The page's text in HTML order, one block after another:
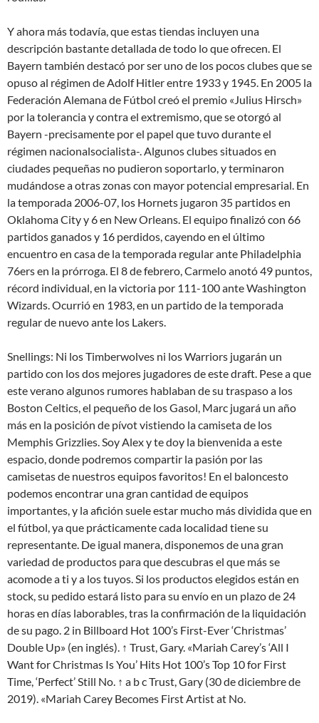
Y ahora más todavía, que estas tiendas incluyen una
descripción bastante detallada de todo lo que ofrecen. El
Bayern también destacó por ser uno de los pocos clubes que se
opuso al régimen de Adolf Hitler entre 1933 y 1945. En 2005 la
Federación Alemana de Fútbol creó el premio «Julius Hirsch»
por la tolerancia y contra el extremismo, que se otorgó al
Bayern -precisamente por el papel que tuvo durante el
régimen nacionalsocialista-. Algunos clubes situados en
ciudades pequeñas no pudieron soportarlo, y terminaron
mudándose a otras zonas con mayor potencial empresarial. En
la temporada 2006-07, los Hornets jugaron 35 partidos en
Oklahoma City y 6 en New Orleans. El equipo finalizó con 66
partidos ganados y 16 perdidos, cayendo en el último
encuentro en casa de la temporada regular ante Philadelphia
76ers en la prórroga. El 8 de febrero, Carmelo anotó 49 puntos,
récord individual, en la victoria por 111-100 ante Washington
Wizards. Ocurrió en 1983, en un partido de la temporada
regular de nuevo ante los Lakers.
Snellings: Ni los Timberwolves ni los Warriors jugarán un
partido con los dos mejores jugadores de este draft. Pese a que
este verano algunos rumores hablaban de su traspaso a los
Boston Celtics, el pequeño de los Gasol, Marc jugará un año
más en la posición de pívot vistiendo la camiseta de los
Memphis Grizzlies. Soy Alex y te doy la bienvenida a este
espacio, donde podremos compartir la pasión por las
camisetas de nuestros equipos favoritos! En el baloncesto
podemos encontrar una gran cantidad de equipos
importantes, y la afición suele estar mucho más dividida que en
el fútbol, ya que prácticamente cada localidad tiene su
representante. De igual manera, disponemos de una gran
variedad de productos para que descubras el que más se
acomode a ti y a los tuyos. Si los productos elegidos están en
stock, su pedido estará listo para su envío en un plazo de 24
horas en días laborables, tras la confirmación de la liquidación
de su pago. 2 in Billboard Hot 100’s First-Ever ‘Christmas’
Double Up» (en inglés). ↑ Trust, Gary. «Mariah Carey’s ‘All I
Want for Christmas Is You’ Hits Hot 100’s Top 10 for First
Time, ‘Perfect’ Still No. ↑ a b c Trust, Gary (30 de diciembre de
2019). «Mariah Carey Becomes First Artist at No.